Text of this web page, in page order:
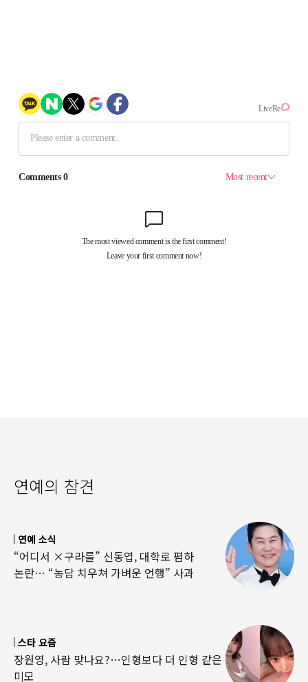
연예의 참견
연예 소식
“어디서 ×구라를” 신동엽, 대학로 폄하
논란… “농담 치우쳐 가벼운 언행” 사과
스타 요즘
장원영, 사람 맞나요?…인형보다 더 인형 같은
미모